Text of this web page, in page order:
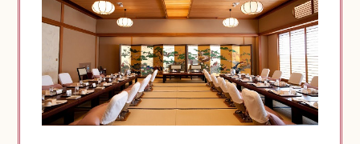
TOKIWAKEプラン
相談カウンター
神社結婚式のいろいろ